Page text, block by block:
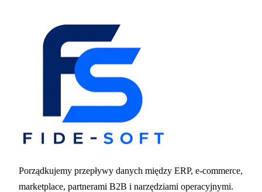
Porządkujemy przepływy danych między ERP, e-commerce,
marketplace, partnerami B2B i narzędziami operacyjnymi.